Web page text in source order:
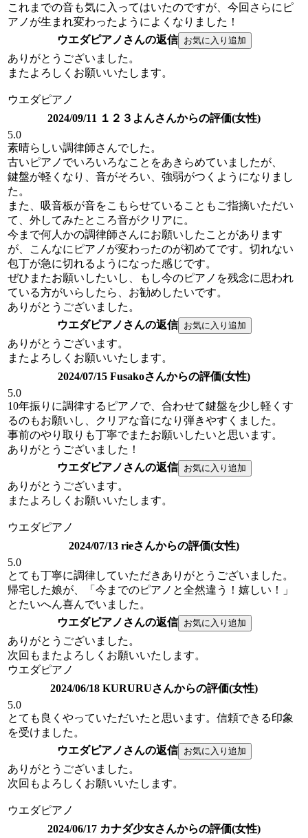
これまでの音も気に入ってはいたのですが、今回さらにピ
アノが生まれ変わったようによくなりました！
ウエダピアノさんの返信
ありがとうございました。
またよろしくお願いいたします。
ウエダピアノ
2024/09/11 １２３よんさんからの評価(女性)
5.0
素晴らしい調律師さんでした。
古いピアノでいろいろなことをあきらめていましたが、
鍵盤が軽くなり、音がそろい、強弱がつくようになりまし
た。
また、吸音板が音をこもらせていることもご指摘いただい
て、外してみたところ音がクリアに。
今まで何人かの調律師さんにお願いしたことがあります
が、こんなにピアノが変わったのが初めてです。切れない
包丁が急に切れるようになった感じです。
ぜひまたお願いしたいし、もし今のピアノを残念に思われ
ている方がいらしたら、お勧めしたいです。
ありがとうございました。
ウエダピアノさんの返信
ありがとうございます。
またよろしくお願いいたします。
2024/07/15 Fusakoさんからの評価(女性)
5.0
10年振りに調律するピアノで、合わせて鍵盤を少し軽くす
るのもお願いし、クリアな音になり弾きやすくました。
事前のやり取りも丁寧でまたお願いしたいと思います。
ありがとうございました！
ウエダピアノさんの返信
ありがとうございます。
またよろしくお願いいたします。
ウエダピアノ
2024/07/13 rieさんからの評価(女性)
5.0
とても丁寧に調律していただきありがとうございました。
帰宅した娘が、「今までのピアノと全然違う！嬉しい！」
とたいへん喜んでいました。
ウエダピアノさんの返信
ありがとうございました。
次回もまたよろしくお願いいたします。
ウエダピアノ
2024/06/18 KURURUさんからの評価(女性)
5.0
とても良くやっていただいたと思います。信頼できる印象
を受けました。
ウエダピアノさんの返信
ありがとうございました。
次回もよろしくお願いいたします。
ウエダピアノ
2024/06/17 カナダ少女さんからの評価(女性)